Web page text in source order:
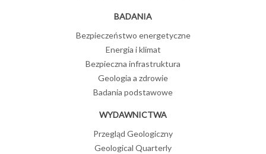
BADANIA
Bezpieczeństwo energetyczne
Energia i klimat
Bezpieczna infrastruktura
Geologia a zdrowie
Badania podstawowe
WYDAWNICTWA
Przegląd Geologiczny
Geological Quarterly